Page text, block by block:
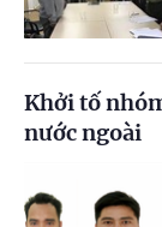
Khởi tố
nước ngoài